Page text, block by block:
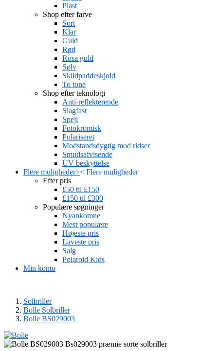
Plast
Shop efter farve
Sort
Klar
Guld
Rød
Rosa guld
Sølv
Skildpaddeskjold
To tone
Shop efter teknologi
Anti-reflekterende
Slagfast
Spejl
Fotokromisk
Polariseret
Modstandsdygtig mod ridser
Smudsafvisende
UV beskyttelse
Flere muligheder>< Flere muligheder
Efter pris
£50 til £150
£150 til £300
Populære søgninger
Nyankomne
Mest populære
Højeste pris
Laveste pris
Salg
Polaroid Kids
Min konto
Solbriller
Bolle Solbriller
Bolle BS029003